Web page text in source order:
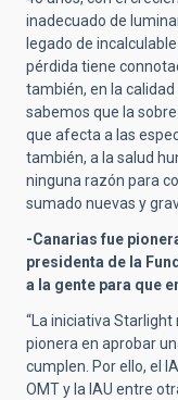
inadecuado de
legado de
pérdida tiene
también, en la
sabemos que la
que afecta a las
también, a la salud
ninguna razón para
sumado nuevas y
-Canarias fue
presidenta de la
a la gente para que
“La iniciativa
pionera en aprobar
cumplen. Por ello, el
OMT y la IAU entre